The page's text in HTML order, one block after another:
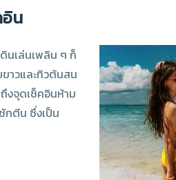
น
นเล่นเพลิน ๆ ก็
าวและทิวต้นสน
งจุดเช็คอินห้าม
กตีน ซึ่งเป็น